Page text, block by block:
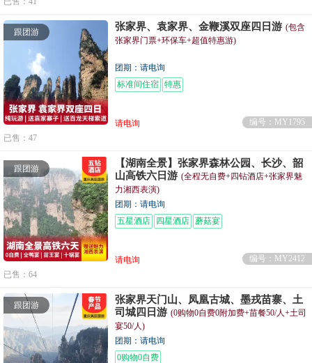
跟团游 张家界、袁家界、金鞭溪双座四日游 (包含
张家界门票+环保车+超值特惠游)
团期：请电询
标准间住宿 特惠
请电询
编号：MY1795
已售：47
跟团游
【湖南全景】张家界森林公园、长沙、韶
山高铁六日游 (全程无自费+四钻酒店+张家界魅
力湘西表演)
团期：请电询
五星酒店
四星酒店 蘑菇宴
请电询
编号：MY2412
已售：64
跟团游
张家界天门山、凤凰古城、墨戎苗寨、土
司城四日游 (0购物0自费0附加费+苗餐50/人+土司
宴50/人)
团期：请电询
0购物0自费